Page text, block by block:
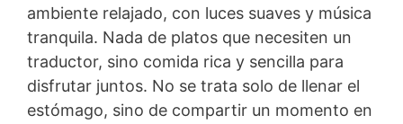
ambiente relajado, con luces suaves y música
tranquila. Nada de platos que necesiten un
traductor, sino comida rica y sencilla para
disfrutar juntos. No se trata solo de llenar el
estómago, sino de compartir un momento en